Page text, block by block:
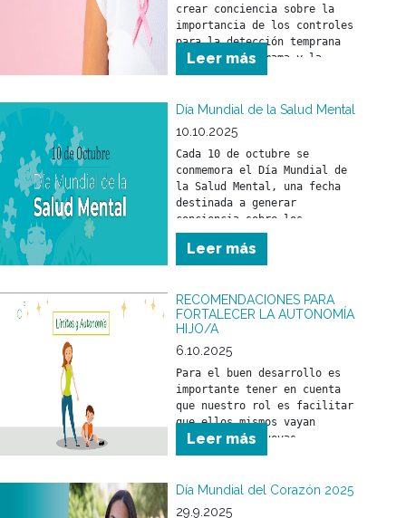
crear conciencia sobre la
importancia de los controles
para la detección temprana
del cáncer de mama y la
relevancia de un tratamiento
Leer más
Día Mundial de la Salud Mental
10.10.2025
Cada 10 de octubre se
conmemora el Día Mundial de
la Salud Mental, una fecha
destinada a generar
conciencia sobre los
problemas vinculados con la
salud mental y a promover los
derechos de las personas que
objetivo de mejorar su
atención, cuidado y
Leer más
RECOMENDACIONES PARA
FORTALECER LA AUTONOMÍA
HIJO/A
6.10.2025
Para el buen desarrollo es
importante tener en cuenta
que nuestro rol es facilitar
que ellos mismos vayan
logrando sus nuevas
“conquistas”. Ponerse de pie,
buena capacidad de
Leer más
Día Mundial del Corazón 2025
29.9.2025